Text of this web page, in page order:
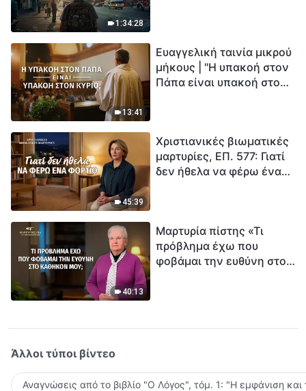
1:34:28
εξαφάνισης». Οι
καταστροφές χτυπούν.
Ξεκινά η αντίστροφη
13:41
Ευαγγελική ταινία μικρού
μήκους | "Η υπακοή στον
Πάπα είναι υπακοή στον
45:39
Χριστιανικές βιωματικές
μαρτυρίες, ΕΠ. 577: Γιατί
δεν ήθελα να φέρω ένα
40:13
Μαρτυρία πίστης «Τι
πρόβλημα έχω που
φοβάμαι την ευθύνη στο
Άλλοι τύποι βίντεο
Αναγνώσεις από το βιβλίο "Ο Λόγος", τόμ. 1: "Η εμφάνιση